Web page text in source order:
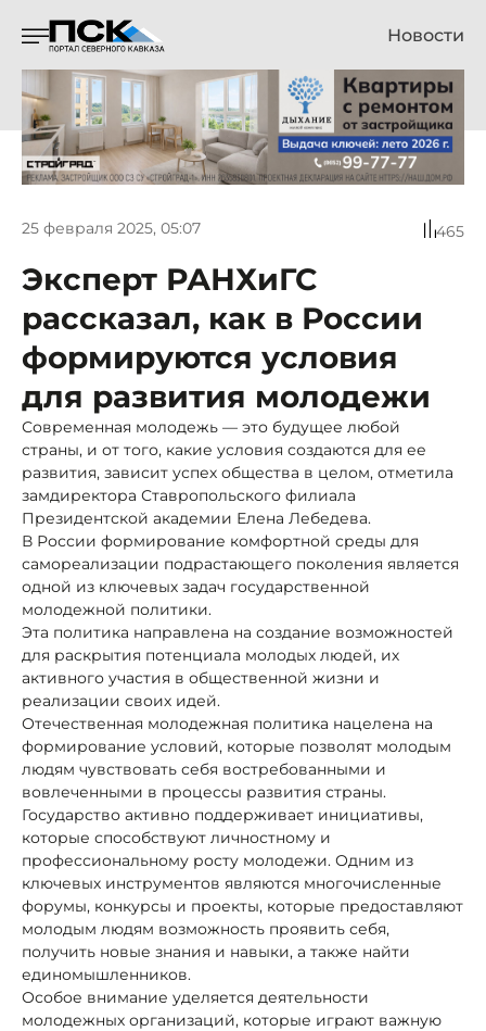
Новости
25 февраля 2025, 05:07 465
Эксперт РАНХиГС
рассказал, как в России
формируются условия
для развития молодежи
Современная молодежь — это будущее любой
страны, и от того, какие условия создаются для ее
развития, зависит успех общества в целом, отметила
замдиректора Ставропольского филиала
Президентской академии Елена Лебедева.
В России формирование комфортной среды для
самореализации подрастающего поколения является
одной из ключевых задач государственной
молодежной политики.
Эта политика направлена на создание возможностей
для раскрытия потенциала молодых людей, их
активного участия в общественной жизни и
реализации своих идей.
Отечественная молодежная политика нацелена на
формирование условий, которые позволят молодым
людям чувствовать себя востребованными и
вовлеченными в процессы развития страны.
Государство активно поддерживает инициативы,
которые способствуют личностному и
профессиональному росту молодежи. Одним из
ключевых инструментов являются многочисленные
форумы, конкурсы и проекты, которые предоставляют
молодым людям возможность проявить себя,
получить новые знания и навыки, а также найти
единомышленников.
Особое внимание уделяется деятельности
молодежных организаций, которые играют важную